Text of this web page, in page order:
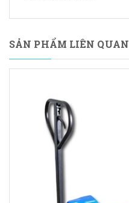
SẢN PHẨM LIÊN QUAN